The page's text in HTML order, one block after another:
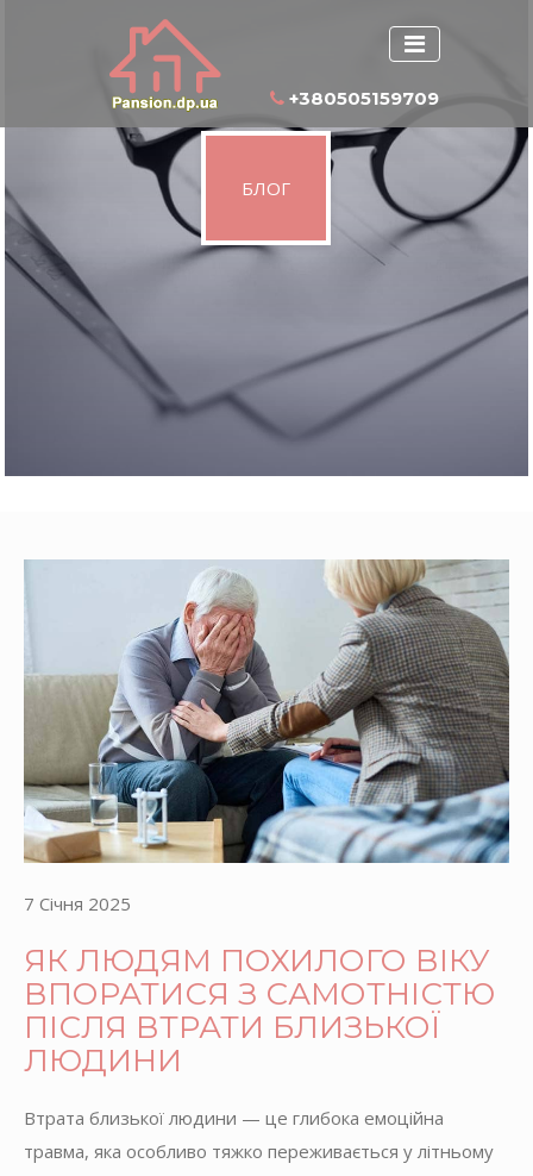
+380505159709
БЛОГ
7 Січня 2025
ЯК ЛЮДЯМ ПОХИЛОГО ВІКУ
ВПОРАТИСЯ З САМОТНІСТЮ
ПІСЛЯ ВТРАТИ БЛИЗЬКОЇ
ЛЮДИНИ
Втрата близької людини — це глибока емоційна
травма, яка особливо тяжко переживається у літньому